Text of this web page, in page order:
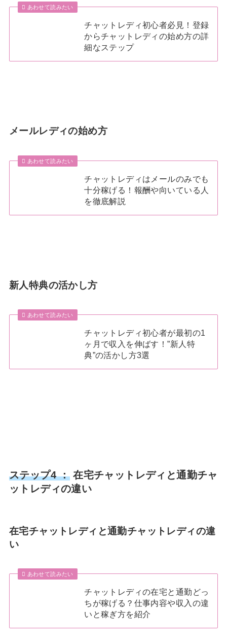
あわせて読みたい
チャットレディ初心者必見！登録
からチャットレディの始め方の詳
細なステップ
メールレディの始め方
あわせて読みたい
チャットレディはメールのみでも
十分稼げる！報酬や向いている人
を徹底解説
新人特典の活かし方
あわせて読みたい
チャットレディ初心者が最初の1
ヶ月で収入を伸ばす！”新人特
典”の活かし方3選
ステップ4 ：在宅チャットレディと通勤チャ
ットレディの違い
在宅チャットレディと通勤チャットレディの違
い
あわせて読みたい
チャットレディの在宅と通勤どっ
ちが稼げる？仕事内容や収入の違
いと稼ぎ方を紹介